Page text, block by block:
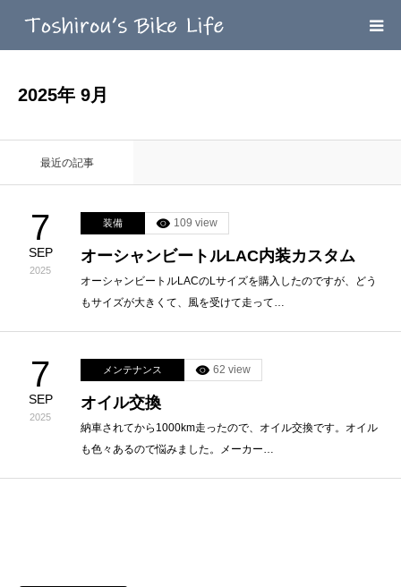
2025年 9月
最近の記事
7
SEP
2025
装備 109 view
オーシャンビートルLAC内装カスタム
オーシャンビートルLACのLサイズを購入したのですが、どう
もサイズが大きくて、風を受けて走って…
7
SEP
2025
メンテナンス 62 view
オイル交換
納車されてから1000km走ったので、オイル交換です。オイル
も色々あるので悩みました。メーカー…
CONTACT